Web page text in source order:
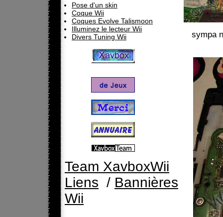
Pose d'un skin
Coque Wii
Coques Evolve Talismoon
Illuminez le lecteur Wii
Divers Tuning Wii
Team XavboxWii
Liens / Bannières
Wii
sympa